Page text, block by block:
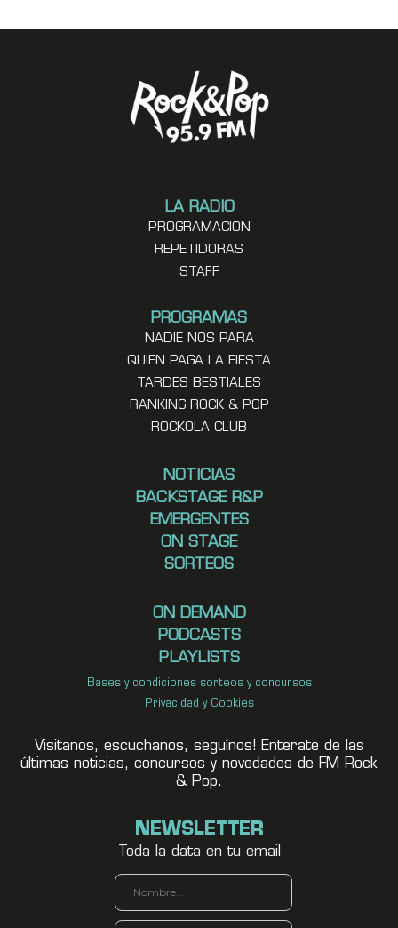
LA RADIO
PROGRAMACION
REPETIDORAS
STAFF
PROGRAMAS
NADIE NOS PARA
QUIEN PAGA LA FIESTA
TARDES BESTIALES
RANKING ROCK & POP
ROCKOLA CLUB
NOTICIAS
BACKSTAGE R&P
EMERGENTES
ON STAGE
SORTEOS
ON DEMAND
PODCASTS
PLAYLISTS
Bases y condiciones sorteos y concursos
Privacidad y Cookies
Visitanos, escuchanos, seguínos! Enterate de las
últimas noticias, concursos y novedades de FM Rock
& Pop.
NEWSLETTER
Toda la data en tu email